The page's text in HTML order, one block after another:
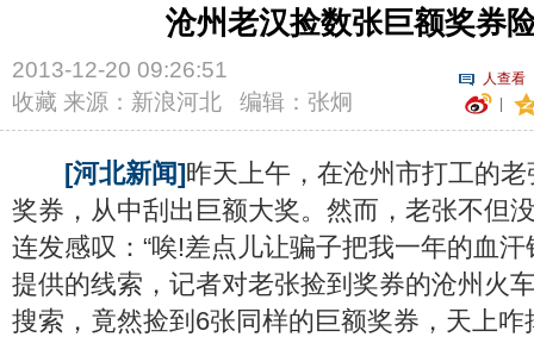
沧州老汉捡数张巨额奖券
人查看
2013-12-20 09:26:51
收藏 来源：新浪河北 编辑：张炯
[河北新闻]昨天上午，在沧州市打工的
奖券，从中刮出巨额大奖。然而，老张不但
连发感叹：“唉!差点儿让骗子把我一年的血汗
提供的线索，记者对老张捡到奖券的沧州火
搜索，竟然捡到6张同样的巨额奖券，天上咋